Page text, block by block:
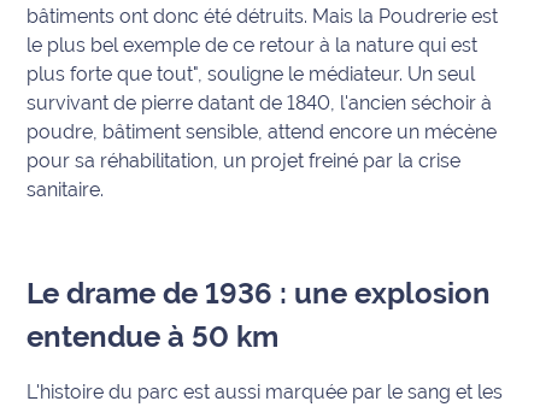
coeur
Maritima
Fil
rouge
Maritima
C'est
club
bâtiments ont donc été détruits. Mais la Poudrerie est
le plus bel exemple de ce retour à la nature qui est
plus forte que tout" , souligne le médiateur. Un seul
survivant de pierre datant de 1840, l'ancien séchoir à
poudre, bâtiment sensible, attend encore un mécène
pour sa réhabilitation, un projet freiné par la crise
sanitaire.
Le drame de 1936 : une explosion
entendue à 50 km
L'histoire du parc est aussi marquée par le sang et les